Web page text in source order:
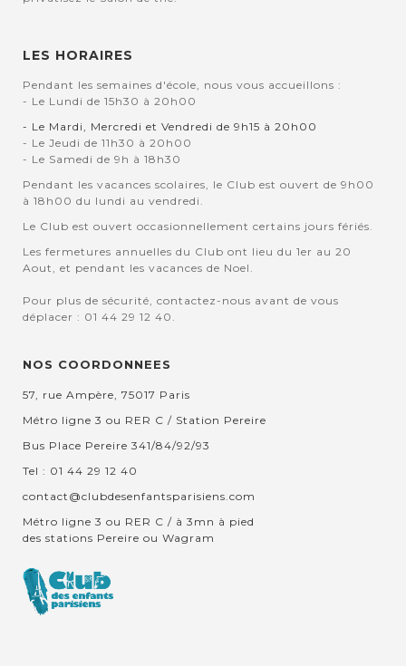
LES HORAIRES
Pendant les semaines d'école, nous vous accueillons :
- Le Lundi de 15h30 à 20h00
- Le Mardi, Mercredi et Vendredi de 9h15 à 20h00
- Le Jeudi de 11h30 à 20h00
- Le Samedi de 9h à 18h30
Pendant les vacances scolaires, le Club est ouvert de 9h00
à 18h00 du lundi au vendredi.
Le Club est ouvert occasionnellement certains jours fériés.
Les fermetures annuelles du Club ont lieu du 1er au 20
Aout, et pendant les vacances de Noel.
Pour plus de sécurité, contactez-nous avant de vous
déplacer : 01 44 29 12 40.
NOS COORDONNEES
57, rue Ampère, 75017 Paris
Métro ligne 3 ou RER C / Station Pereire
Bus Place Pereire 341/84/92/93
Tel : 01 44 29 12 40
contact@clubdesenfantsparisiens.com
Métro ligne 3 ou RER C / à 3mn à pied
des stations Pereire ou Wagram